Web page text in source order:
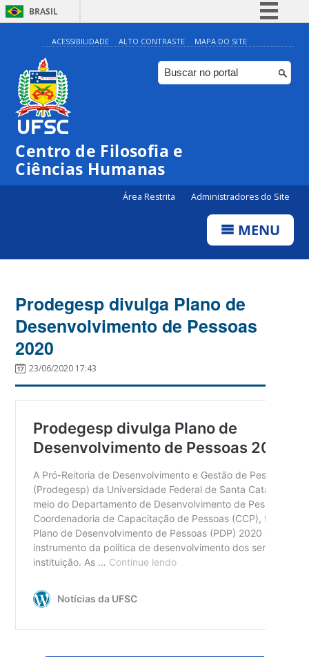
BRASIL
Simplifique!
Comunica BR
Participe
ACESSIBILIDADE ALTO CONTRASTE MAPA DO SITE
Centro de Filosofia e
Ciências Humanas
Área Restrita Administradores do Site
MENU
Prodegesp divulga Plano de
Desenvolvimento de Pessoas
2020
23/06/2020 17:43